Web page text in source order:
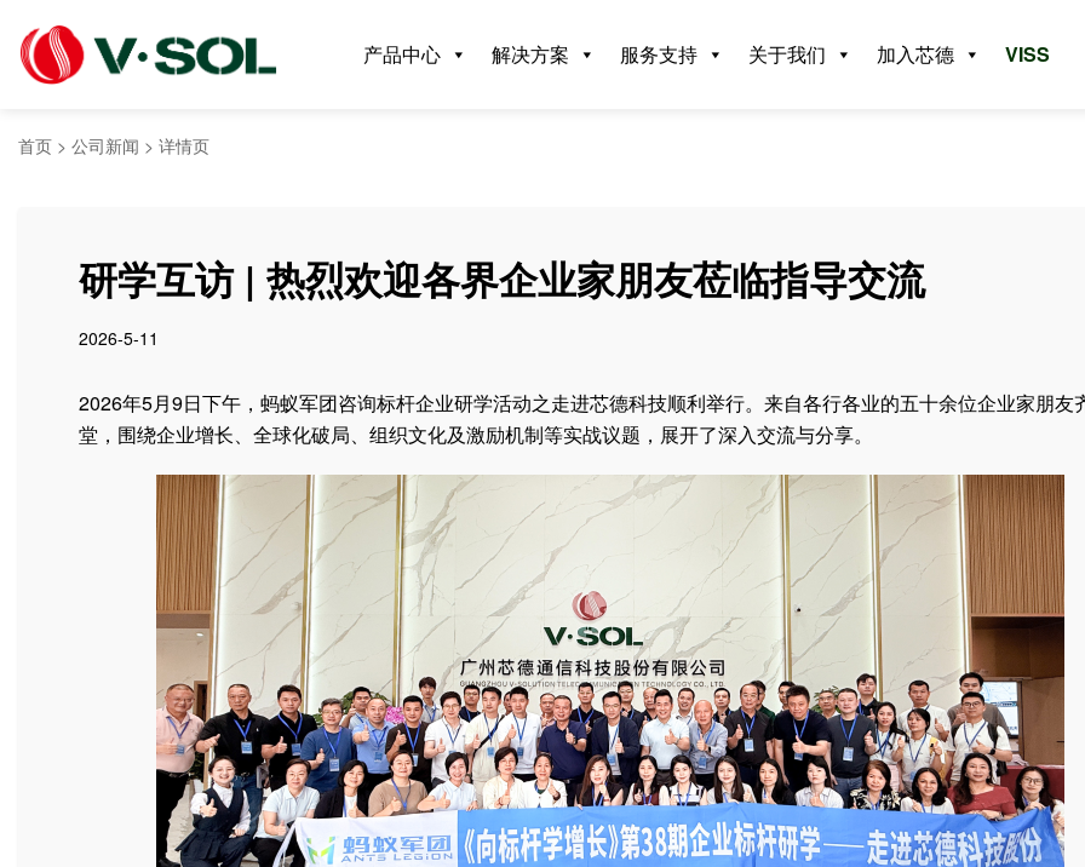
产品中心 解决方案 服务支持 关于我们 加入芯德 VISS
首页 > 公司新闻 > 详情页
研学互访 | 热烈欢迎各界企业家朋友莅临指导交流
2026-5-11
2026年5月9日下午，蚂蚁军团咨询标杆企业研学活动之走进芯德科技顺利举行。来自各行各业的五十余位企业家朋友
堂，围绕企业增长、全球化破局、组织文化及激励机制等实战议题，展开了深入交流与分享。